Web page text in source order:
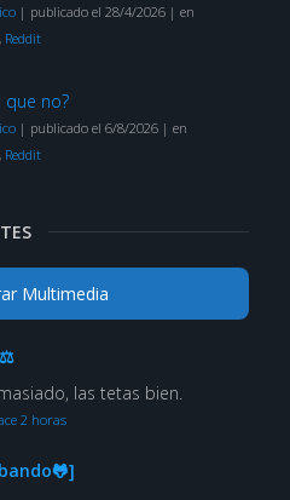
| publicado el 28/4/2026| en
Reddit
que no?
| publicado el 6/8/2026| en
Reddit
Multimedia
las tetas bien.
2 horas